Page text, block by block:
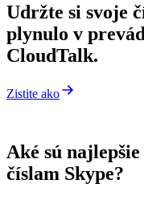
Udržte si svoje
plynulo v
CloudTalk.
Zistite ako
Aké sú
číslam Skype?